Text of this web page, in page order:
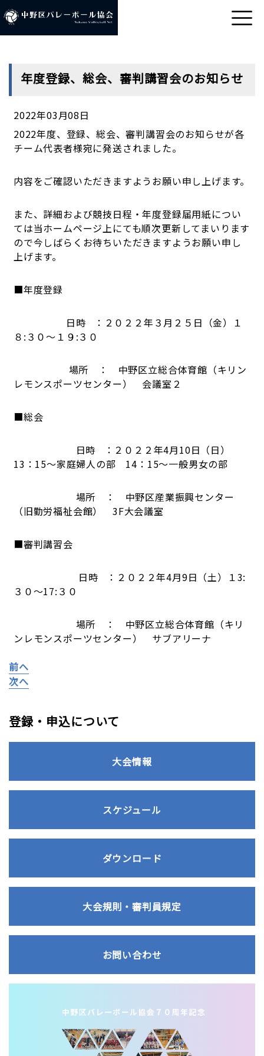
年度登録、総会、審判講習会のお知らせ
2022年03月08日
2022年度、登録、総会、審判講習会のお知らせが各
チーム代表者様宛に発送されました。
内容をご確認いただきますようお願い申し上げます。
また、詳細および競技日程・年度登録届用紙につい
ては当ホームページ上にても順次更新してまいります
ので今しばらくお待ちいただきますようお願い申し
上げます。
■年度登録
日時 ：２０２２年３月２５日（金）１
８:３０～１９:３０
場所 ： 中野区立総合体育館（キリン
レモンスポーツセンター） 会議室２
■総会
日時 ：２０２２年4月10日（日）
13：15～家庭婦人の部 14：15～一般男女の部
場所 ： 中野区産業振興センター
（旧勤労福祉会館） 3F大会議室
■審判講習会
日時 ：２０２２年4月9日（土）１3:
３０～17:３０
場所 ： 中野区立総合体育館（キリ
ンレモンスポーツセンター） サブアリーナ
前へ
次へ
登録・申込について
大会情報
スケジュール
ダウンロード
大会規則・審判員規定
お問い合わせ